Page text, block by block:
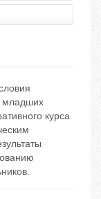
младших
курса